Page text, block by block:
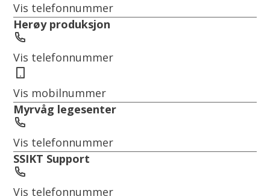
Vis telefonnummer
Herøy produksjon
Vis telefonnummer
Vis mobilnummer
Myrvåg legesenter
Vis telefonnummer
SSIKT Support
Vis telefonnummer